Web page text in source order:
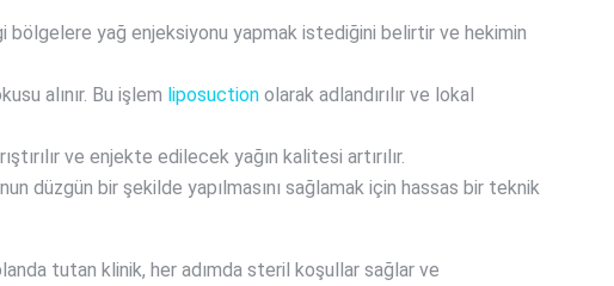
bölgelere yağ enjeksiyonu yapmak istediğini belirtir ve hekimin
alınır. Bu işlem liposuction olarak adlandırılır ve lokal
ve enjekte edilecek yağın kalitesi artırılır.
düzgün bir şekilde yapılmasını sağlamak için hassas bir teknik
tutan klinik, her adımda steril koşullar sağlar ve